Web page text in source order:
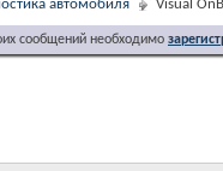
автомобиля Visual
сообщений необходимо